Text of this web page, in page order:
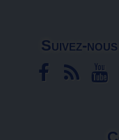
Suivez-